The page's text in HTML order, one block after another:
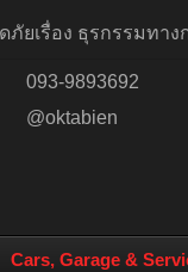
ยเรื่อง ธุรกรรมทาง
093-9893692
@oktabien
Cars, Garage &